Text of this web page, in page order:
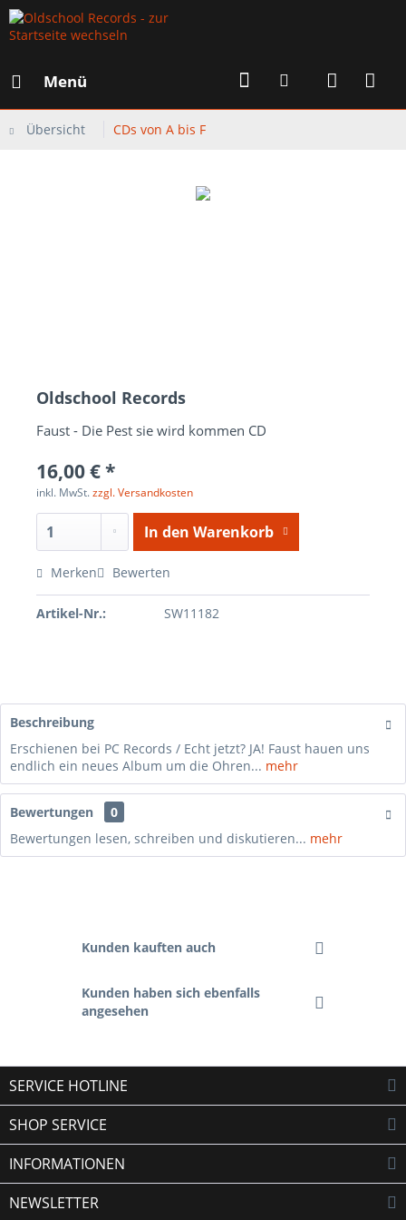
Menü
Übersicht CDs von A bis F
Oldschool Records
Faust - Die Pest sie wird kommen CD
16,00 € *
inkl. MwSt.zzgl. Versandkosten
In den Warenkorb
Merken Bewerten
Artikel-Nr.: SW11182
Beschreibung
Erschienen bei PC Records / Echt jetzt? JA! Faust hauen uns
endlich ein neues Album um die Ohren... mehr
Bewertungen
0
Bewertungen lesen, schreiben und diskutieren... mehr
Kunden kauften auch
Kunden haben sich ebenfalls
angesehen
SERVICE HOTLINE
SHOP SERVICE
INFORMATIONEN
NEWSLETTER